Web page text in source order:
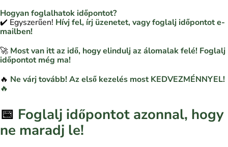
Hogyan foglalhatok időpontot?
✔️ Egyszerűen! Hívj fel, írj üzenetet, vagy foglalj időpontot e-
mailben!
🚀 Most van itt az idő, hogy elindulj az álomalak felé! Foglalj
időpontot még ma!
🔥 Ne várj tovább! Az első kezelés most KEDVEZMÉNNYEL!
🔥
📅 Foglalj időpontot azonnal, hogy
ne maradj le!